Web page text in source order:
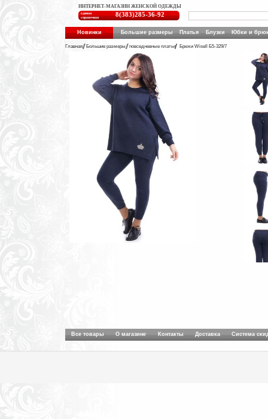
ИНТЕРНЕТ-МАГАЗИН ЖЕНСКОЙ ОДЕЖДЫ
единая
справочная
8(383)285-36-92
Новинки Большие размеры Платья Блузки Юбки и
Главная Большие размеры повседневные платья Брюки Wisell Б5-329/7
Все товары О магазине Контакты Доставка Система